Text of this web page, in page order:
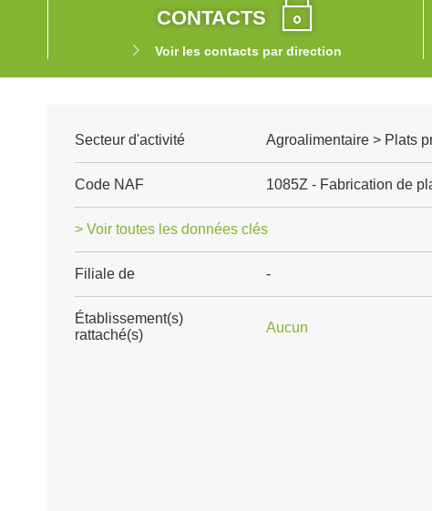
CONTACTS
Voir les contacts par direction
Secteur d'activité Agroalimentaire > Plats
Code NAF 1085Z - Fabrication de
> Voir toutes les données clés
Filiale de -
Établissement(s)
rattaché(s)
Aucun